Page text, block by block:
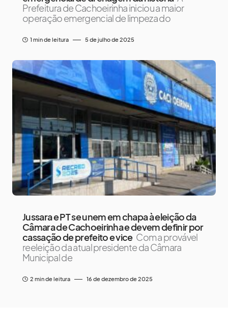
Prefeitura de Cachoeirinha iniciou a maior
operação emergencial de limpeza do
1 min de leitura 5 de julho de 2025
Jussara e PT se unem em chapa à eleição da
Câmara de Cachoeirinha e devem definir por
cassação de prefeito e vice Com a provável
reeleição da atual presidente da Câmara
Municipal de
2 min de leitura 16 de dezembro de 2025